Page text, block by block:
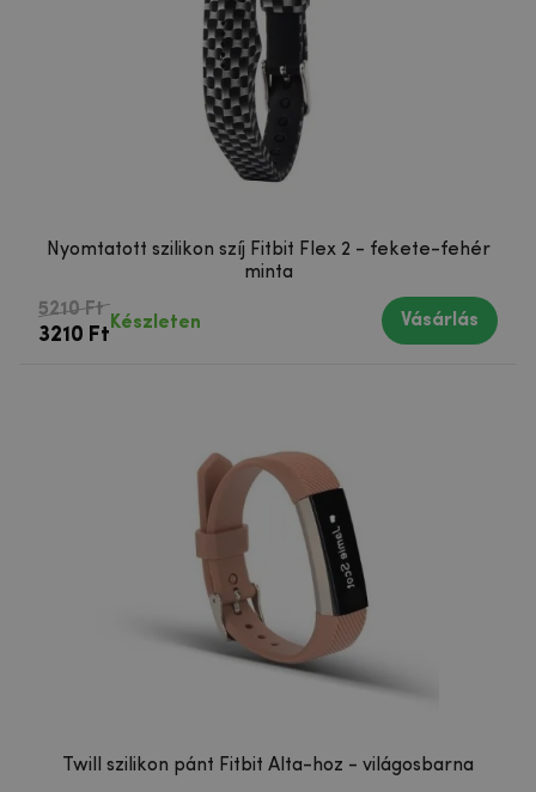
Nyomtatott szilikon szíj Fitbit Flex 2 - fekete-fehér
minta
5210 Ft
3210 Ft
Készleten Vásárlás
Twill szilikon pánt Fitbit Alta-hoz - világosbarna